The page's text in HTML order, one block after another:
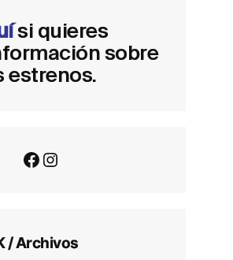
si quieres
sobre
estrenos.
Facebook
Instagram
/ Archivos